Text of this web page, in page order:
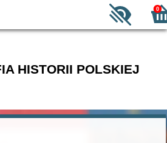
0
HISTORII POLSKIEJ